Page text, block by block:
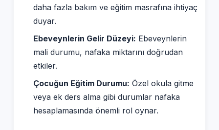
daha fazla bakım ve eğitim masrafına ihtiyaç
duyar.
Ebeveynlerin Gelir Düzeyi: Ebeveynlerin
mali durumu, nafaka miktarını doğrudan
etkiler.
Çocuğun Eğitim Durumu: Özel okula gitme
veya ek ders alma gibi durumlar nafaka
hesaplamasında önemli rol oynar.